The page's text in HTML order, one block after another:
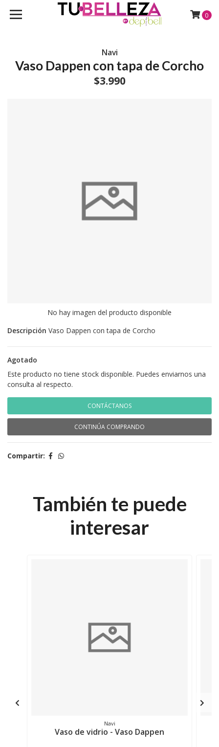
0
Navi
Vaso Dappen con tapa de Corcho
$3.990
No hay imagen del producto disponible
Descripción Vaso Dappen con tapa de Corcho
Agotado
Este producto no tiene stock disponible. Puedes enviarnos una
consulta al respecto.
CONTÁCTANOS
CONTINÚA COMPRANDO
Compartir:
También te puede
interesar
Navi
Vaso de vidrio - Vaso Dappen